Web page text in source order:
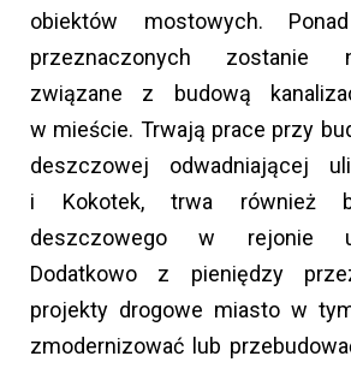
obiektów mostowych.
przeznaczonych zostanie
związane z budową
w mieście. Trwają prace przy
deszczowej odwadniającej
i Kokotek, trwa również
deszczowego w rejonie
Dodatkowo z pieniędzy
projekty drogowe miasto w
zmodernizować lub